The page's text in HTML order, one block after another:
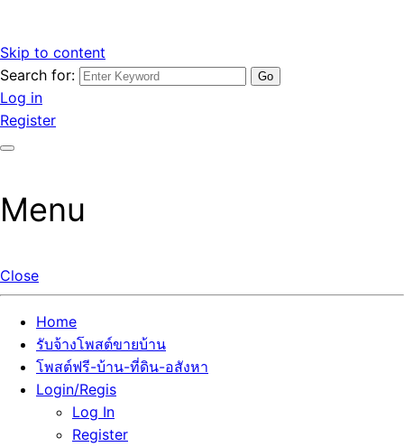
Skip to content
รับจ้างโพสต์ขายบ้านราคาถูก รับโพสต์ลงเว็บขายบ้าน ที่ดิน อสัง
หา โพสต์คุณภาพ ราคาคุ้มค่า แตกต่างกว่า
เว็บไซต์ รับจ้างโพสต์ขายบ้านราคาถูก อสังหา ทีดิน โพสต์ลงเว็บ
ขายบ้าน รับโพสต์ที่ดิน อสังหา เน้นผลงาน รับรองคุณภาพ ติดกู
เกิ้ลหน้าแรกทุกโพสต์ได้จริง ที่เดียวในไทย
Search for:
Log in
Register
Menu
Close
Home
รับจ้างโพสต์ขายบ้าน
โพสต์ฟรี-บ้าน-ที่ดิน-อสังหา
Login/Regis
Log In
Register